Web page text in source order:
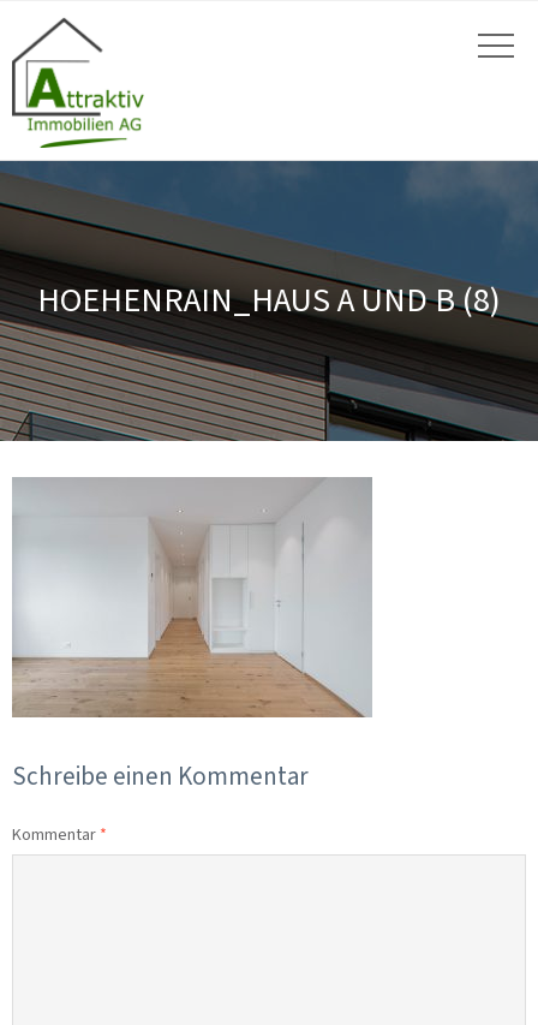
HOEHENRAIN_HAUS A UND B (8)
Schreibe einen Kommentar
Kommentar *